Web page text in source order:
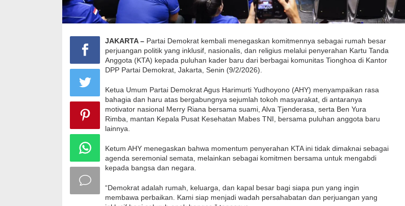
JAKARTA – Partai Demokrat kembali menegaskan komitmennya sebagai rumah besar
perjuangan politik yang inklusif, nasionalis, dan religius melalui penyerahan Kartu Tanda
Anggota (KTA) kepada puluhan kader baru dari berbagai komunitas Tionghoa di Kantor
DPP Partai Demokrat, Jakarta, Senin (9/2/2026).
Ketua Umum Partai Demokrat Agus Harimurti Yudhoyono (AHY) menyampaikan rasa
bahagia dan haru atas bergabungnya sejumlah tokoh masyarakat, di antaranya
motivator nasional Merry Riana bersama suami, Alva Tjenderasa, serta Ben Yura
Rimba, mantan Kepala Pusat Kesehatan Mabes TNI, bersama puluhan anggota baru
lainnya.
Ketum AHY menegaskan bahwa momentum penyerahan KTA ini tidak dimaknai sebagai
agenda seremonial semata, melainkan sebagai komitmen bersama untuk mengabdi
kepada bangsa dan negara.
“Demokrat adalah rumah, keluarga, dan kapal besar bagi siapa pun yang ingin
membawa perbaikan. Kami siap menjadi wadah persahabatan dan perjuangan yang